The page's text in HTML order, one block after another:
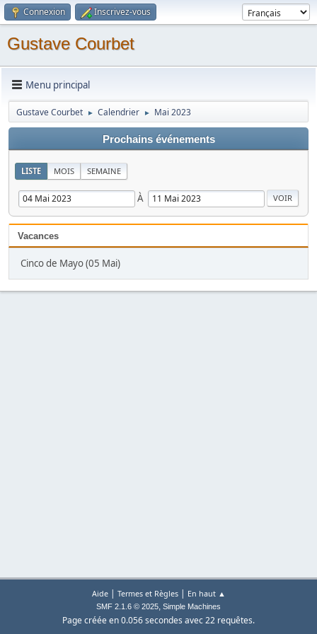
Connexion Inscrivez-vous
Gustave Courbet
Menu principal
Gustave Courbet ► Calendrier ► Mai 2023
Prochains événements
LISTE MOIS SEMAINE
À
Vacances
Cinco de Mayo (05 Mai)
Aide| Termes et Règles| En haut ▲
SMF 2.1.6 © 2025, Simple Machines
Page créée en 0.056 secondes avec 22 requêtes.